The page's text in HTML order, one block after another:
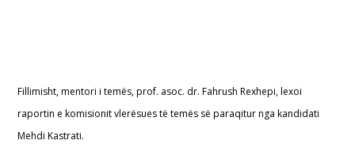
Fillimisht, mentori i temës, prof. asoc. dr. Fahrush Rexhepi, lexoi
raportin e komisionit vlerësues të temës së paraqitur nga kandidati
Mehdi Kastrati.